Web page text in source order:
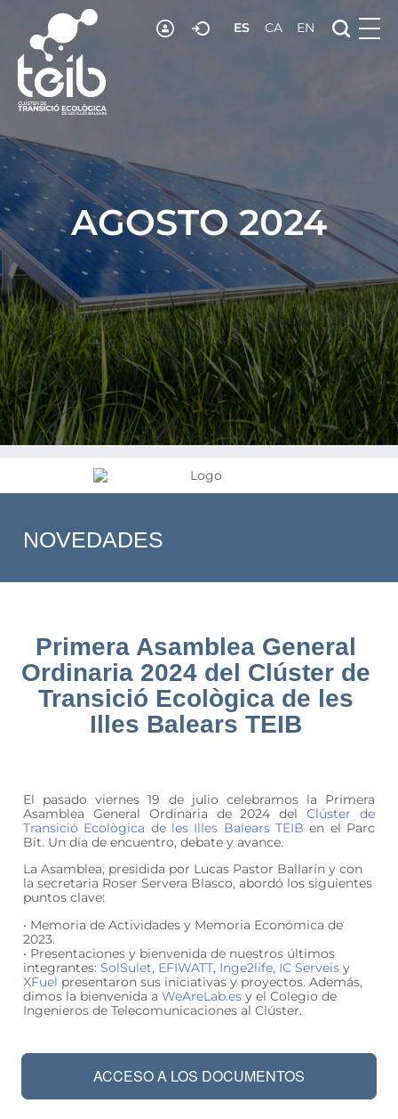
ES CA EN
RECURSOS
AGOSTO 2024
NOVEDADES
Primera Asamblea General
Ordinaria 2024 del Clúster de
Transició Ecològica de les
Illes Balears TEIB
El pasado viernes 19 de julio celebramos la Primera
Asamblea General Ordinaria de 2024 delClúster de
Transició Ecològica de les Illes Balears TEIB en el Parc
Bit. Un día de encuentro, debate y avance.
La Asamblea, presidida por Lucas Pastor Ballarín y con
la secretaria Roser Servera Blasco, abordó los siguientes
puntos clave:
• Memoria de Actividades y Memoria Económica de
2023.
• Presentaciones y bienvenida de nuestros últimos
integrantes: SolSulet, EFIWATT, Inge2life, IC Serveis y
XFuel presentaron sus iniciativas y proyectos. Además,
dimos la bienvenida a WeAreLab.es y el Colegio de
Ingenieros de Telecomunicaciones al Clúster.
ACCESO A LOS DOCUMENTOS